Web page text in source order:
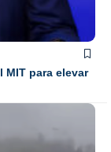
MIT para elevar